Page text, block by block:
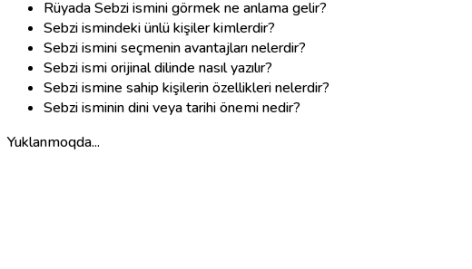
Rüyada Sebzi ismini görmek ne anlama gelir?
Sebzi ismindeki ünlü kişiler kimlerdir?
Sebzi ismini seçmenin avantajları nelerdir?
Sebzi ismi orijinal dilinde nasıl yazılır?
Sebzi ismine sahip kişilerin özellikleri nelerdir?
Sebzi isminin dini veya tarihi önemi nedir?
Yuklanmoqda...